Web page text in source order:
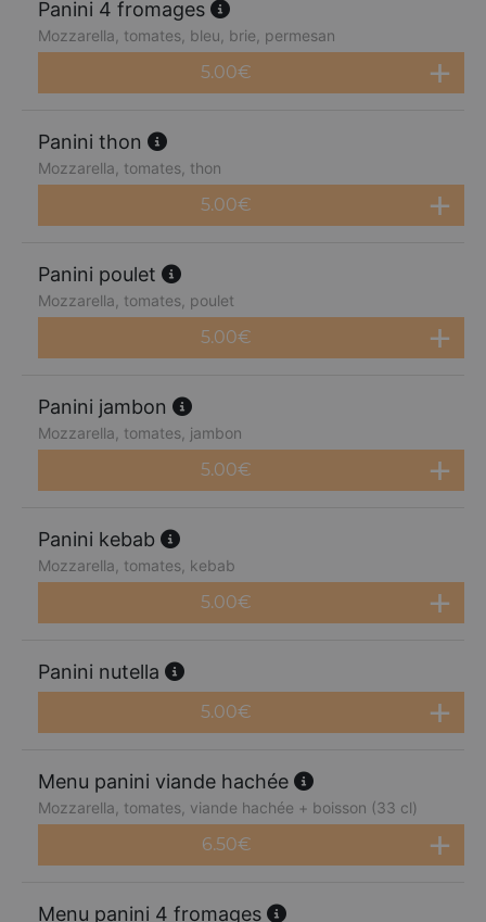
Panini 4 fromages
Mozzarella, tomates, bleu, brie, permesan
5.00€
Panini thon
Mozzarella, tomates, thon
5.00€
Panini poulet
Mozzarella, tomates, poulet
5.00€
Panini jambon
Mozzarella, tomates, jambon
5.00€
Panini kebab
Mozzarella, tomates, kebab
5.00€
Panini nutella
5.00€
Menu panini viande hachée
Mozzarella, tomates, viande hachée + boisson (33 cl)
6.50€
Menu panini 4 fromages